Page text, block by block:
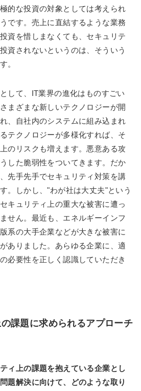
的な投資の対象としては考えられ
です。売上に直結するような業務
資を惜しまなくても、セキュリテ
資されないというのは、そういう
。
して、IT業界の進化はものすごい
まざまな新しいテクノロジーが開
、自社内のシステムに組み込まれ
テクノロジーが多様化すれば、そ
のリスクも増えます。悪意ある攻
した脆弱性をついてきます。だか
先手先手でセキュリティ対策を講
。しかし、"わが社は大丈夫"という
キュリティ上の重大な被害に遭っ
せん。最近も、エネルギーインフ
系の大手企業などが大きな被害に
ありました。あらゆる企業に、適
必要性を正しく認識していただき
課題に求められるアプローチ
ィ上の課題を抱えている企業とし
題解決に向けて、どのような取り